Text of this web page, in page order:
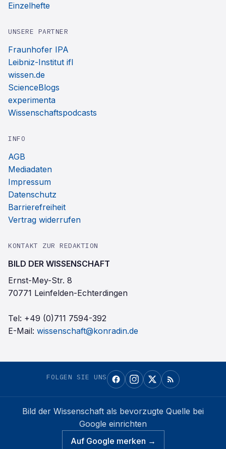
Einzelhefte
UNSERE PARTNER
Fraunhofer IPA
Leibniz-Institut ifl
wissen.de
ScienceBlogs
experimenta
Wissenschaftspodcasts
INFO
AGB
Mediadaten
Impressum
Datenschutz
Barrierefreiheit
Vertrag widerrufen
KONTAKT ZUR REDAKTION
BILD DER WISSENSCHAFT
Ernst-Mey-Str. 8
70771 Leinfelden-Echterdingen
Tel: +49 (0)711 7594-392
E-Mail: wissenschaft@konradin.de
FOLGEN SIE UNS
Bild der Wissenschaft als bevorzugte Quelle bei
Google einrichten
Auf Google merken →